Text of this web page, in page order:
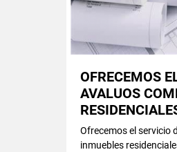
OFRECEMOS
AVALUOS
Ofrecemos el servicio
inmuebles